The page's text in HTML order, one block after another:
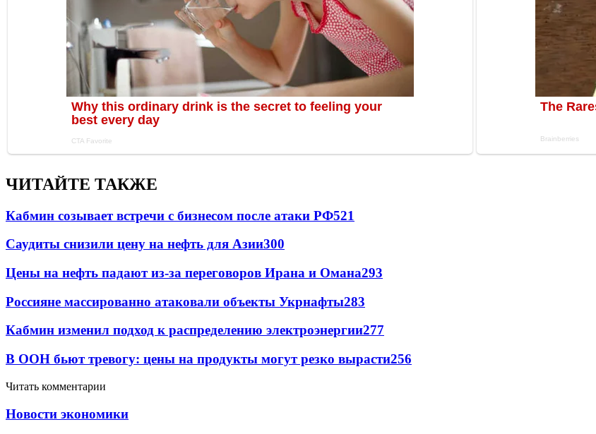
ЧИТАЙТЕ ТАКЖЕ
Кабмин созывает встречи с бизнесом после атаки РФ521
Саудиты снизили цену на нефть для Азии300
Цены на нефть падают из-за переговоров Ирана и Омана293
Россияне массированно атаковали объекты Укрнафты283
Кабмин изменил подход к распределению электроэнергии277
В ООН бьют тревогу: цены на продукты могут резко вырасти256
Читать комментарии
Новости экономики